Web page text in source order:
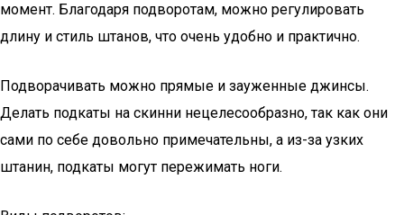
момент. Благодаря подворотам, можно регулировать
длину и стиль штанов, что очень удобно и практично.
Подворачивать можно прямые и зауженные джинсы.
Делать подкаты на скинни нецелесообразно, так как они
сами по себе довольно примечательны, а из-за узких
штанин, подкаты могут пережимать ноги.